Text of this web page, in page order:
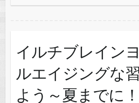
イルチブレイン
ルエイジングな
よう～夏までに